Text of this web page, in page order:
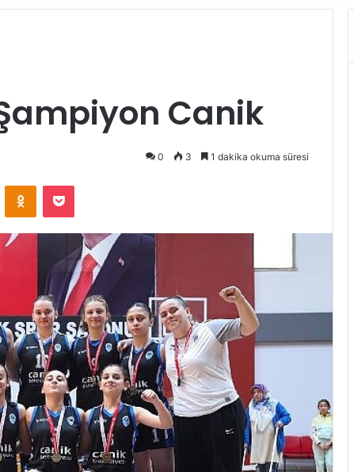
Canik
0 3 1 dakika okuma süresi